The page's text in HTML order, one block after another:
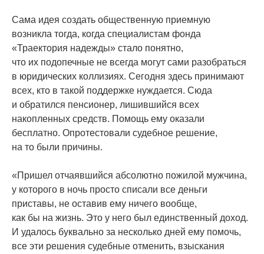
Сама идея создать общественную приемную
возникла тогда, когда специалистам фонда
«Траектория надежды» стало понятно,
что их подопечные не всегда могут сами разобраться
в юридических коллизиях. Сегодня здесь принимают
всех, кто в такой поддержке нуждается. Сюда
и обратился пенсионер, лишившийся всех
накопленных средств. Помощь ему оказали
бесплатно. Опротестовали судебное решение,
на то были причины.
«Пришел отчаявшийся абсолютно пожилой мужчина,
у которого в ночь просто списали все деньги
приставы, не оставив ему ничего вообще,
как бы на жизнь. Это у него был единственный доход.
И удалось буквально за несколько дней ему помочь,
все эти решения судебные отменить, взыскания